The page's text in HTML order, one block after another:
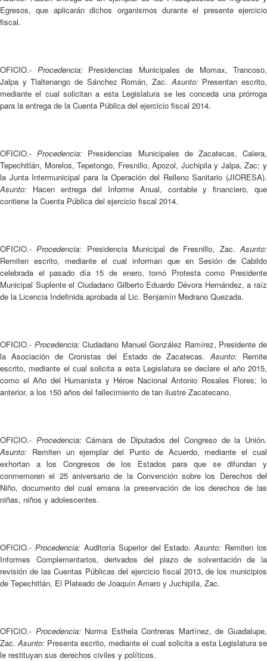
Egresos, que aplicarán dichos organismos durante el presente ejercicio
fiscal.
OFICIO.- Procedencia:Presidencias Municipales de Momax, Trancoso,
Jalpa y Tlaltenango de Sánchez Román, Zac. Asunto:Presentan escrito,
mediante el cual solicitan a esta Legislatura se les conceda una prórroga
para la entrega de la Cuenta Pública del ejercicio fiscal 2014.
OFICIO.-Procedencia: Presidencias Municipales de Zacatecas, Calera,
Tepechitlán, Morelos, Tepetongo, Fresnillo, Apozol, Juchipila y Jalpa, Zac; y
la Junta Intermunicipal para la Operación del Relleno Sanitario (JIORESA).
Asunto: Hacen entrega del Informe Anual, contable y financiero, que
contiene la Cuenta Pública del ejercicio fiscal 2014.
OFICIO.-Procedencia: Presidencia Municipal de Fresnillo, Zac.Asunto:
Remiten escrito, mediante el cual informan que en Sesión de Cabildo
celebrada el pasado día 15 de enero, tomó Protesta como Presidente
Municipal Suplente el Ciudadano Gilberto Eduardo Dévora Hernández, a raíz
de la Licencia Indefinida aprobada al Lic. Benjamín Medrano Quezada.
OFICIO.- Procedencia:Ciudadano Manuel González Ramírez, Presidente de
la Asociación de Cronistas del Estado de Zacatecas. Asunto:Remite
escrito, mediante el cual solicita a esta Legislatura se declare el año 2015,
como el Año del Humanista y Héroe Nacional Antonio Rosales Flores; lo
anterior, a los 150 años del fallecimiento de tan ilustre Zacatecano.
OFICIO.- Procedencia:Cámara de Diputados del Congreso de la Unión.
Asunto: Remiten un ejemplar del Punto de Acuerdo, mediante el cual
exhortan a los Congresos de los Estados para que se difundan y
conmemoren el 25 aniversario de la Convención sobre los Derechos del
Niño, documento del cual emana la preservación de los derechos de las
niñas, niños y adolescentes.
OFICIO.- Procedencia:Auditoría Superior del Estado.Asunto: Remiten los
Informes Complementarios, derivados del plazo de solventación de la
revisión de las Cuentas Públicas del ejercicio fiscal 2013, de los municipios
de Tepechitlán, El Plateado de Joaquín Amaro y Juchipila, Zac.
OFICIO.- Procedencia:Norma Esthela Contreras Martínez, de Guadalupe,
Zac.Asunto: Presenta escrito, mediante el cual solicita a esta Legislatura se
le restituyan sus derechos civiles y políticos.